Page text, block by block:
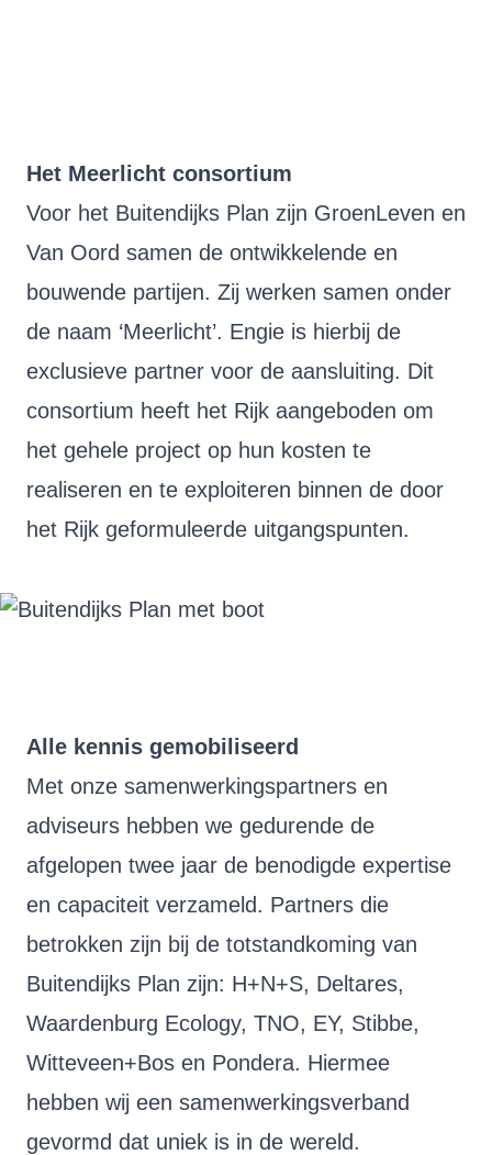
Het Meerlicht consortium
Voor het Buitendijks Plan zijn GroenLeven en
Van Oord samen de ontwikkelende en
bouwende partijen. Zij werken samen onder
de naam ‘Meerlicht’. Engie is hierbij de
exclusieve partner voor de aansluiting. Dit
consortium heeft het Rijk aangeboden om
het gehele project op hun kosten te
realiseren en te exploiteren binnen de door
het Rijk geformuleerde uitgangspunten.
Alle kennis gemobiliseerd
Met onze samenwerkingspartners en
adviseurs hebben we gedurende de
afgelopen twee jaar de benodigde expertise
en capaciteit verzameld. Partners die
betrokken zijn bij de totstandkoming van
Buitendijks Plan zijn: H+N+S, Deltares,
Waardenburg Ecology, TNO, EY, Stibbe,
Witteveen+Bos en Pondera. Hiermee
hebben wij een samenwerkingsverband
gevormd dat uniek is in de wereld.